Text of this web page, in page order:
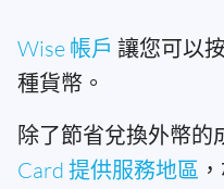
Wise 帳戶 讓您可以
種貨幣。
除了節省兌換外幣的
Card 提供服務地區